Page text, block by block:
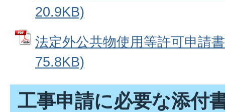
20.9KB)
法定外公共物使用等許可申請
75.8KB)
工事申請に必要な添付